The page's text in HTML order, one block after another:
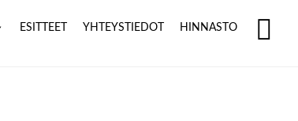
ESITTEET YHTEYSTIEDOT HINNASTO